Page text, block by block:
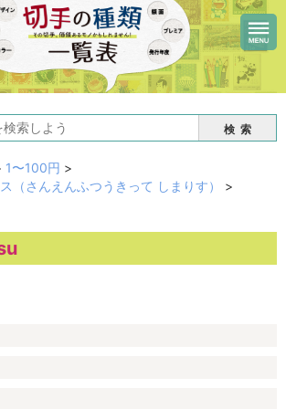
検索
1〜100円 >
（さんえんふつうきって しまりす）
>